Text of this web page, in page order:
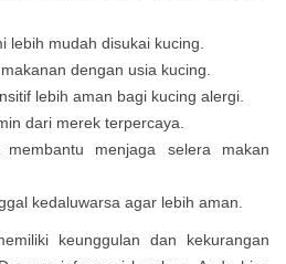
lebih mudah disukai kucing.
dengan usia kucing.
lebih aman bagi kucing alergi.
dari merek terpercaya.
menjaga selera makan
kedaluwarsa agar lebih aman.
keunggulan dan kekurangan